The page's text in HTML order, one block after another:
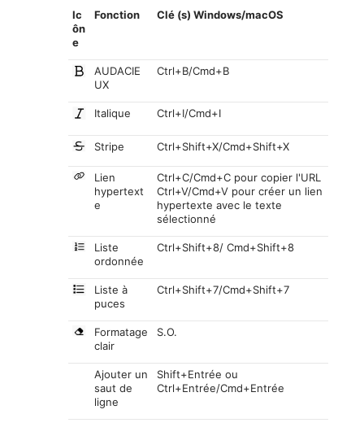
Ic
ôn
e
Fonction Clé (s) Windows/macOS
AUDACIE
UX
Ctrl+B/Cmd+B
Italique Ctrl+I/Cmd+I
Stripe Ctrl+Shift+X/Cmd+Shift+X
Lien
hypertext
e
Ctrl+C/Cmd+C pour copier l'URL
Ctrl+V/Cmd+V pour créer un lien
hypertexte avec le texte
sélectionné
Liste
ordonnée
Ctrl+Shift+8/ Cmd+Shift+8
Liste à
puces
Ctrl+Shift+7/Cmd+Shift+7
Formatage
clair
S.O.
Ajouter un
saut de
ligne
Shift+Entrée ou
Ctrl+Entrée/Cmd+Entrée